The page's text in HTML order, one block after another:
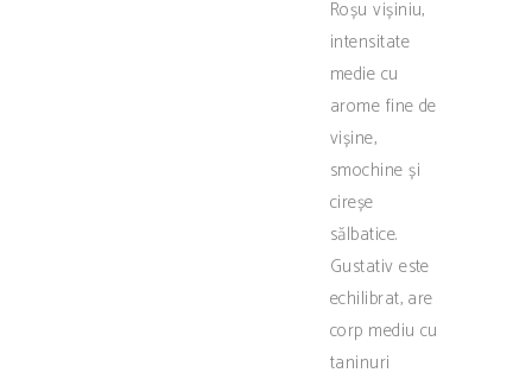
Roșu vișiniu,
intensitate
medie cu
arome fine de
vișine,
smochine și
cireșe
sălbatice.
Gustativ este
echilibrat, are
corp mediu cu
taninuri